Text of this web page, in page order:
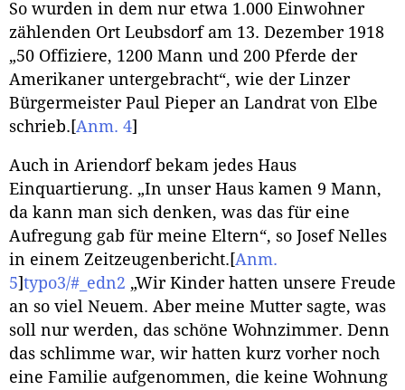
So wurden in dem nur etwa 1.000 Einwohner
zählenden Ort Leubsdorf am 13. Dezember 1918
„50 Offiziere, 1200 Mann und 200 Pferde der
Amerikaner untergebracht“, wie der Linzer
Bürgermeister Paul Pieper an Landrat von Elbe
schrieb. [Anm. 4]
Auch in Ariendorf bekam jedes Haus
Einquartierung. „In unser Haus kamen 9 Mann,
da kann man sich denken, was das für eine
Aufregung gab für meine Eltern“, so Josef Nelles
in einem Zeitzeugenbericht. [Anm.
5]typo3/#_edn2 „Wir Kinder hatten unsere Freude
an so viel Neuem. Aber meine Mutter sagte, was
soll nur werden, das schöne Wohnzimmer. Denn
das schlimme war, wir hatten kurz vorher noch
eine Familie aufgenommen, die keine Wohnung